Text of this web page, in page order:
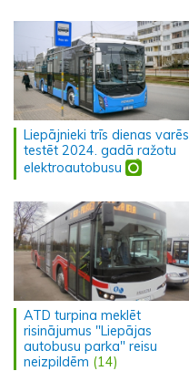
Liepājnieki trīs dienas varēs
testēt 2024. gadā ražotu
elektroautobusu
ATD turpina meklēt
risinājumus "Liepājas
autobusu parka" reisu
neizpildēm (14)